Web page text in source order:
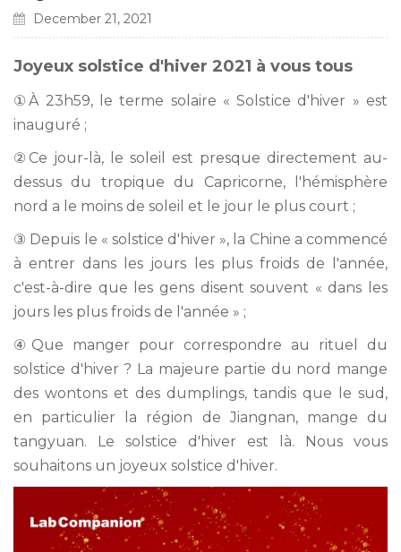
December 21, 2021
Joyeux solstice d'hiver 2021 à vous tous
①À 23h59, le terme solaire « Solstice d'hiver » est
inauguré ;
②Ce jour-là, le soleil est presque directement au-
dessus du tropique du Capricorne, l'hémisphère
nord a le moins de soleil et le jour le plus court ;
③ Depuis le « solstice d'hiver », la Chine a commencé
à entrer dans les jours les plus froids de l'année,
c'est-à-dire que les gens disent souvent « dans les
jours les plus froids de l'année » ;
④Que manger pour correspondre au rituel du
solstice d'hiver ? La majeure partie du nord mange
des wontons et des dumplings, tandis que le sud,
en particulier la région de Jiangnan, mange du
tangyuan. Le solstice d'hiver est là. Nous vous
souhaitons un joyeux solstice d'hiver.